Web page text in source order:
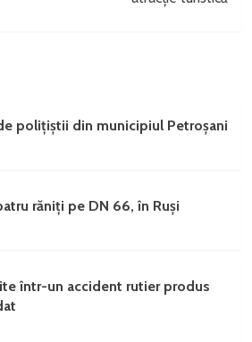
polițiștii din municipiul Petroșani
răniți pe DN 66, în Ruși
într-un accident rutier produs